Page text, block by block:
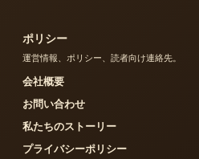
ポリシー
運営情報、ポリシー、読者向け連絡先。
会社概要
お問い合わせ
私たちのストーリー
プライバシーポリシー